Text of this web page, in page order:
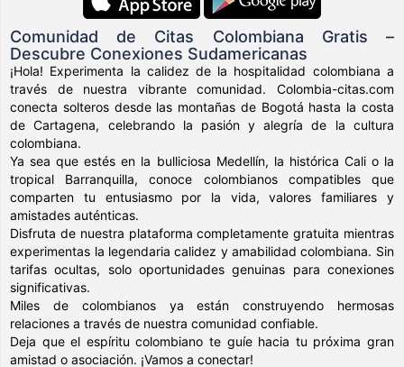
Comunidad de Citas Colombiana Gratis –
Descubre Conexiones Sudamericanas
¡Hola! Experimenta la calidez de la hospitalidad colombiana a
través de nuestra vibrante comunidad. Colombia-citas.com
conecta solteros desde las montañas de Bogotá hasta la costa
de Cartagena, celebrando la pasión y alegría de la cultura
colombiana.
Ya sea que estés en la bulliciosa Medellín, la histórica Cali o la
tropical Barranquilla, conoce colombianos compatibles que
comparten tu entusiasmo por la vida, valores familiares y
amistades auténticas.
Disfruta de nuestra plataforma completamente gratuita mientras
experimentas la legendaria calidez y amabilidad colombiana. Sin
tarifas ocultas, solo oportunidades genuinas para conexiones
significativas.
Miles de colombianos ya están construyendo hermosas
relaciones a través de nuestra comunidad confiable.
Deja que el espíritu colombiano te guíe hacia tu próxima gran
amistad o asociación. ¡Vamos a conectar!